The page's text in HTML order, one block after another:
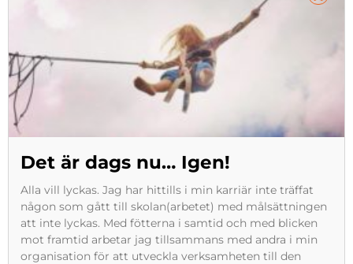
Det är dags nu… Igen!
Alla vill lyckas. Jag har hittills i min karriär inte träffat
någon som gått till skolan(arbetet) med målsättningen
att inte lyckas. Med fötterna i samtid och med blicken
mot framtid arbetar jag tillsammans med andra i min
organisation för att utveckla verksamheten till den